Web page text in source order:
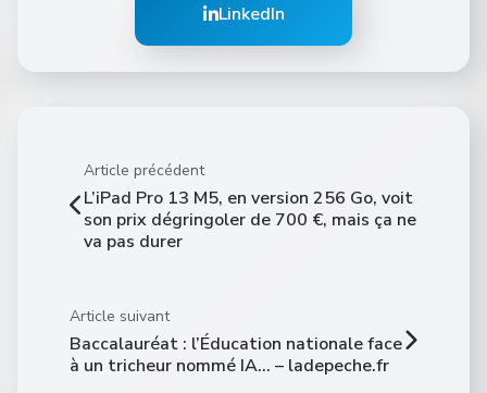
LinkedIn
Article précédent
L’iPad Pro 13 M5, en version 256 Go, voit
son prix dégringoler de 700 €, mais ça ne
va pas durer
Article suivant
Baccalauréat : l’Éducation nationale face
à un tricheur nommé IA… – ladepeche.fr